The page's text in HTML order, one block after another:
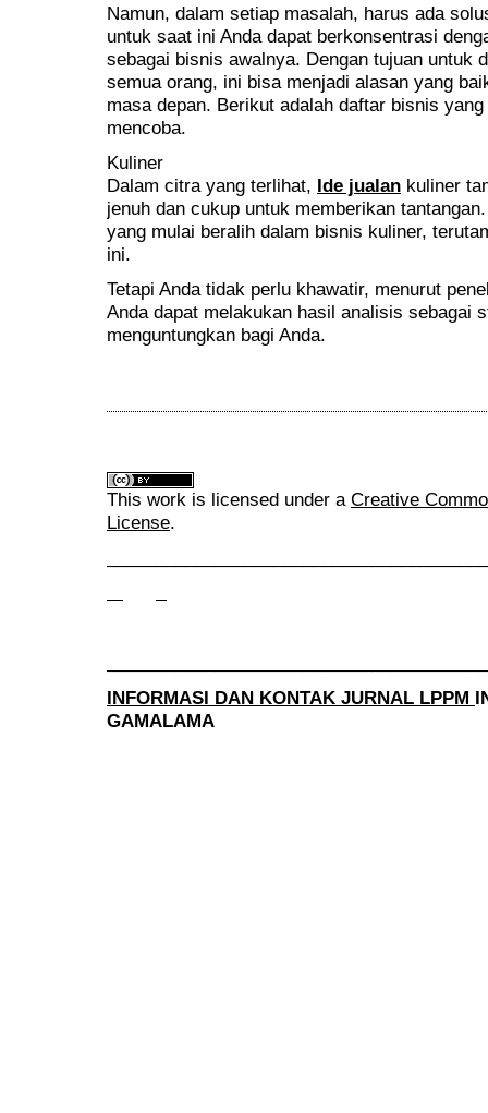
Namun, dalam setiap masalah, harus ada
untuk saat ini Anda dapat berkonsentrasi
sebagai bisnis awalnya. Dengan tujuan untuk
semua orang, ini bisa menjadi alasan yang
masa depan. Berikut adalah daftar bisnis
mencoba.
Kuliner
Dalam citra yang terlihat, Ide jualan kuliner
jenuh dan cukup untuk memberikan
yang mulai beralih dalam bisnis kuliner,
ini.
Tetapi Anda tidak perlu khawatir, menurut
Anda dapat melakukan hasil analisis sebagai
menguntungkan bagi Anda.
This work is licensed under a Creative
License.
INFORMASI DAN KONTAK JURNAL LPPM
GAMALAMA